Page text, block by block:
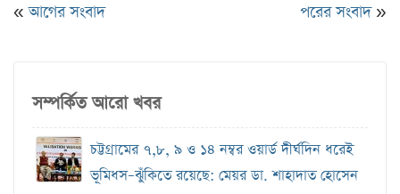
«আগের সংবাদ পরের সংবাদ»
সম্পর্কিত আরো খবর
চট্টগ্রামের ৭,৮, ৯ ও ১৪ নম্বর ওয়ার্ড দীর্ঘদিন ধরেই
ভূমিধস–ঝুঁকিতে রয়েছে: মেয়র ডা. শাহাদাত হোসেন